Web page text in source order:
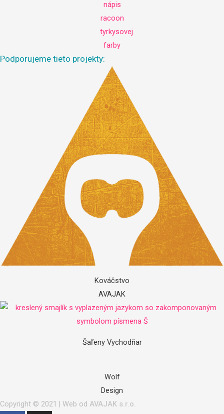
Podporujeme tieto projekty:
Kováčstvo
AVAJAK
Šaľeny Vychodňar​
Wolf
Design
Copyright © 2021 | Web od AVAJAK s.r.o.